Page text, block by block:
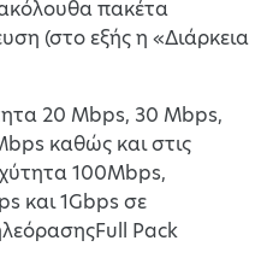
πακέτα
(στο εξής η «Διάρκεια
20 Mbps, 30 Mbps,
καθώς και στις
100Mbps,
και 1Gbps σε
Pack